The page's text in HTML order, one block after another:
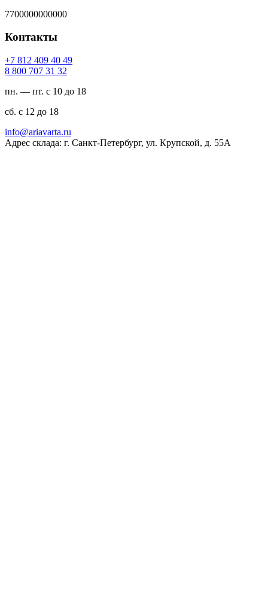
7700000000000
Контакты
94 04 904 218 7+
23 13 707 008 8
пн. — пт. с 10 до 18
сб. с 12 до 18
ur.atravaira@ofni
Адрес склада: г. Санкт-Петербург, ул. Крупской, д. 55А